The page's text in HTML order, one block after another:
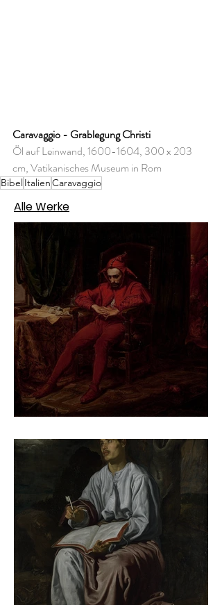
Caravaggio - Grablegung Christi
Öl auf Leinwand, 1600-1604, 300 x 203
cm, Vatikanisches Museum in Rom
BibelItalienCaravaggio
Alle Werke